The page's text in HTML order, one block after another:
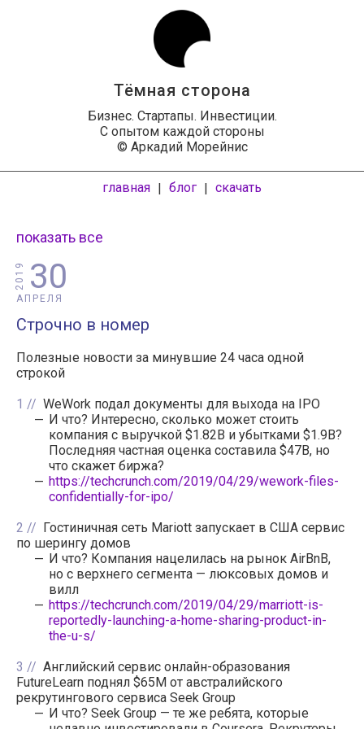
Тёмная сторона
Бизнес. Стартапы. Инвестиции.
С опытом каждой стороны
© Аркадий Морейнис
главная | блог | скачать
показать все
30
АПРЕЛЯ
2019
Строчно в номер
Полезные новости за минувшие 24 часа одной
строкой
1
WeWork подал документы для выхода на IPO
И что? Интересно, сколько может стоить
компания с выручкой $1.82B и убытками $1.9B?
Последняя частная оценка составила $47B, но
что скажет биржа?
https://techcrunch.com/2019/04/29/wework-files-
confidentially-for-ipo/
2
Гостиничная сеть Mariott запускает в США сервис
по шерингу домов
И что? Компания нацелилась на рынок AirBnB,
но с верхнего сегмента — люксовых домов и
вилл
https://techcrunch.com/2019/04/29/marriott-is-
reportedly-launching-a-home-sharing-product-in-
the-u-s/
3
Английский сервис онлайн-образования
FutureLearn поднял $65M от австралийского
рекрутингового сервиса Seek Group
И что? Seek Group — те же ребята, которые